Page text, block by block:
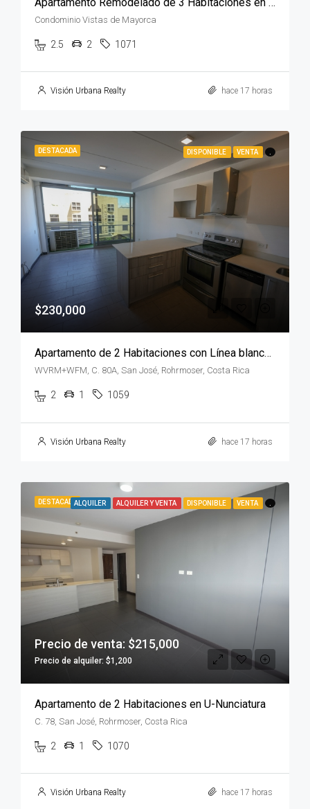
Condominio Vistas de Mayorca
2.5 2 1071
Visión Urbana Realty hace 17 horas
DESTACADA DISPONIBLE VENTA .
$230,000
Apartamento de 2 Habitaciones con Línea blanca en QBO Rohrmoser
WVRM+WFM, C. 80A, San José, Rohrmoser, Costa Rica
2 1 1059
Visión Urbana Realty hace 17 horas
DESTACADAALQUILER ALQUILER Y VENTA DISPONIBLE VENTA
Precio de venta: $215,000
Precio de alquiler: $1,200
Apartamento de 2 Habitaciones en U-Nunciatura
C. 78, San José, Rohrmoser, Costa Rica
2 1 1070
Visión Urbana Realty hace 17 horas